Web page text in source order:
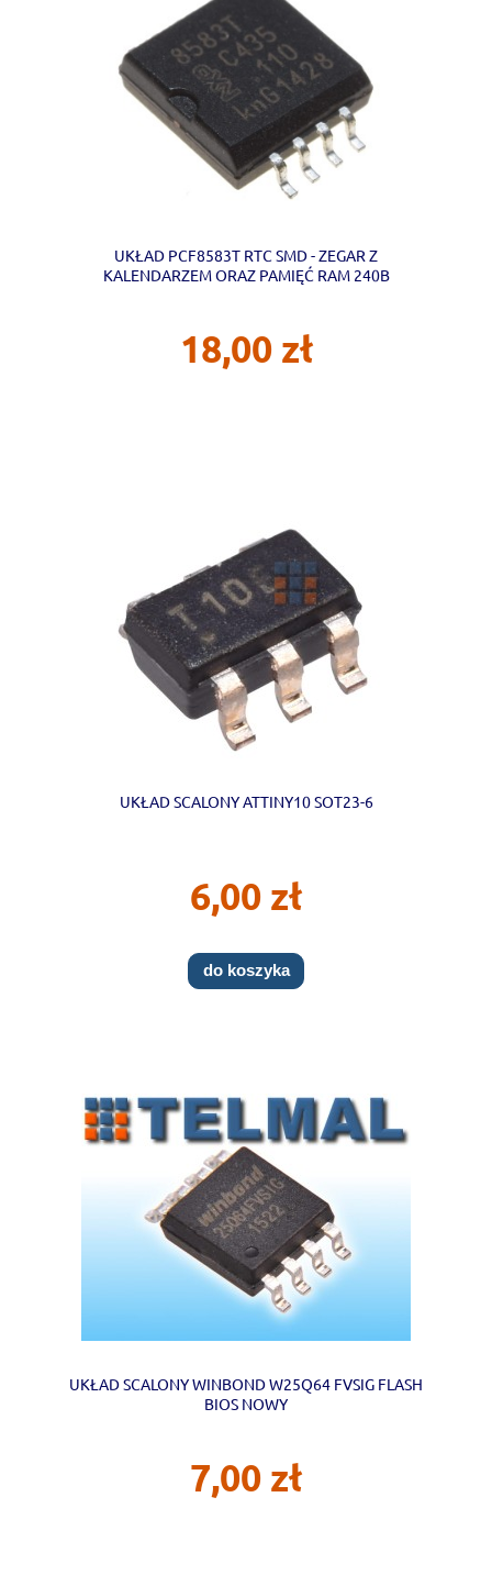
UKŁAD PCF8583T RTC SMD - ZEGAR Z
KALENDARZEM ORAZ PAMIĘĆ RAM 240B
18,00 zł
UKŁAD SCALONY ATTINY10 SOT23-6
6,00 zł
do koszyka
UKŁAD SCALONY WINBOND W25Q64 FVSIG FLASH
BIOS NOWY
7,00 zł